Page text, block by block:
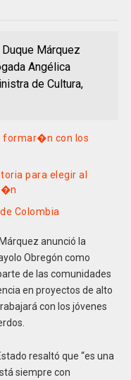
Márquez
Angélica
de Cultura,
formar�n con los
para elegir al
Colombia
anunció la
Obregón como
de las comunidades
en proyectos de alto
con los jóvenes
resaltó que “es una
siempre con